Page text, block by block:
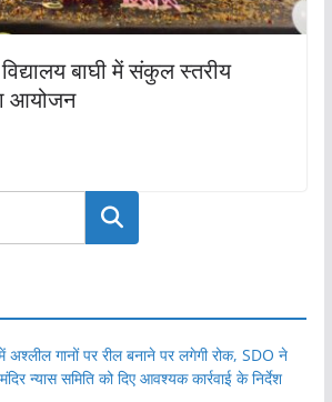
बाघी में संकुल स्तरीय
आयोजन
खोजें
में अश्लील गानों पर रील बनाने पर लगेगी रोक, SDO ने
न्यास समिति को दिए आवश्यक कार्रवाई के निर्देश